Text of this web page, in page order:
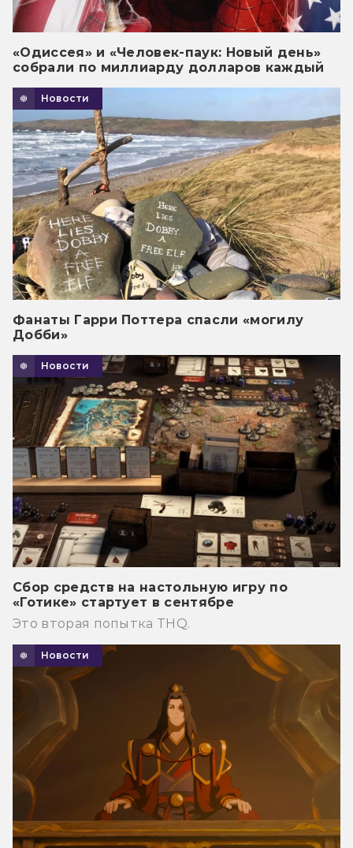
«Одиссея» и «Человек-паук: Новый день»
собрали по миллиарду долларов каждый
Новости
Фанаты Гарри Поттера спасли «могилу
Добби»
Новости
Сбор средств на настольную игру по
«Готике» стартует в сентябре
Это вторая попытка THQ.
Новости